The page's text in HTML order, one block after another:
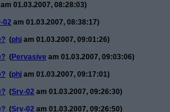
am 01.03.2007, 08:28:03)
02 am 01.03.2007, 08:38:17)
(phj am 01.03.2007, 09:01:26)
(Pervasive am 01.03.2007, 09:03:06)
(phj am 01.03.2007, 09:17:01)
(Srv-02 am 01.03.2007, 09:26:30)
(Srv-02 am 01.03.2007, 09:26:50)